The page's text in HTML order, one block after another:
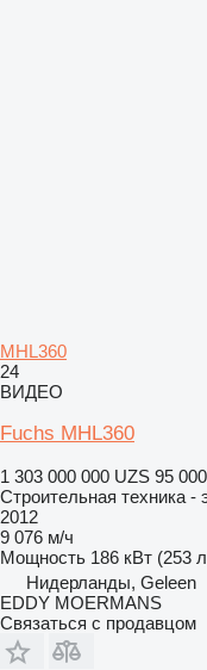
MHL360
24
ВИДЕО
Fuchs MHL360
1 303 000 000 UZS 95
Строительная техника -
2012
9 076 м/ч
Мощность 186 кВт (253
Нидерланды, Geleen
EDDY MOERMANS
Связаться с продавцом